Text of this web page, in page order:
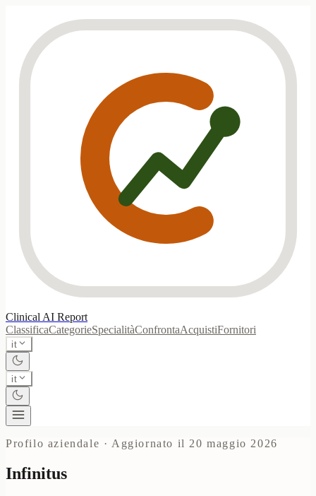
Clinical AI Report
ClassificaCategorieSpecialitàConfrontaAcquistiFornitori
it
it
Profilo aziendale · Aggiornato il 20 maggio 2026
Infinitus